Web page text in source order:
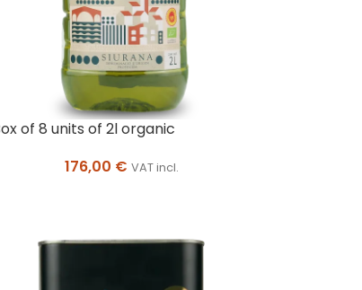
of 8 units of 2l organic
176,00 € VAT incl.